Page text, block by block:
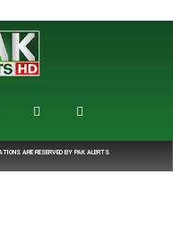
ARE RESERVED BY PAK ALERTS